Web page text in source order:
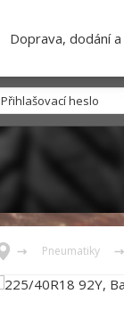
Doprava, dodání
Pneumatiky